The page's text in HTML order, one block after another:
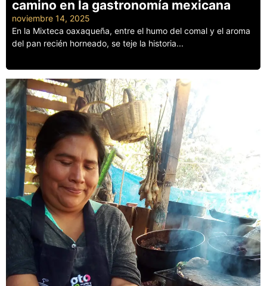
camino en la gastronomía mexicana
noviembre 14, 2025
En la Mixteca oaxaqueña, entre el humo del comal y el aroma
del pan recién horneado, se teje la historia...